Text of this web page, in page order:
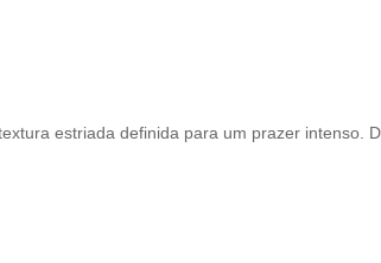
estriada definida para um prazer intenso.